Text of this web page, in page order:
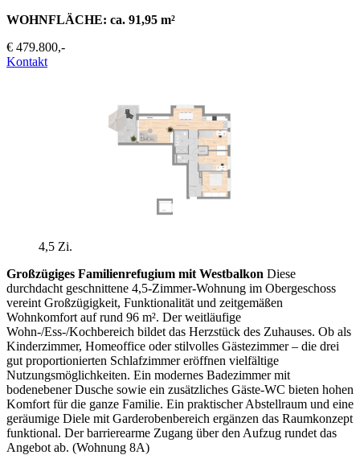
WOHNFLÄCHE: ca. 91,95 m²
€ 479.800,-
Kontakt
4,5 Zi.
Großzügiges Familienrefugium mit Westbalkon Diese
durchdacht geschnittene 4,5-Zimmer-Wohnung im Obergeschoss
vereint Großzügigkeit, Funktionalität und zeitgemäßen
Wohnkomfort auf rund 96 m². Der weitläufige
Wohn-/Ess-/Kochbereich bildet das Herzstück des Zuhauses. Ob als
Kinderzimmer, Homeoffice oder stilvolles Gästezimmer – die drei
gut proportionierten Schlafzimmer eröffnen vielfältige
Nutzungsmöglichkeiten. Ein modernes Badezimmer mit
bodenebener Dusche sowie ein zusätzliches Gäste-WC bieten hohen
Komfort für die ganze Familie. Ein praktischer Abstellraum und eine
geräumige Diele mit Garderobenbereich ergänzen das Raumkonzept
funktional. Der barrierearme Zugang über den Aufzug rundet das
Angebot ab. (Wohnung 8A)